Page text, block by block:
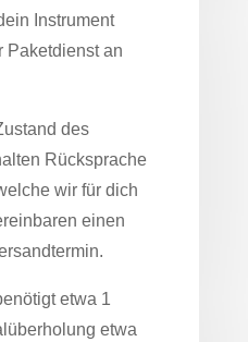
Instrument
Paketdienst an
des
Rücksprache
wir für dich
einen
etwa 1
etwa